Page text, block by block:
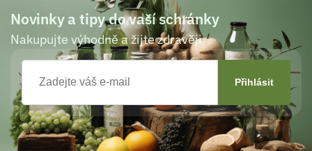
Novinky a tipy do vaší schránky
Nakupujte výhodně a žijte zdravěji